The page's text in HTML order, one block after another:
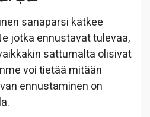
sanaparsi kätkee
jotka ennustavat tulevaa,
sattumalta olisivat
voi tietää mitään
ennustaminen on